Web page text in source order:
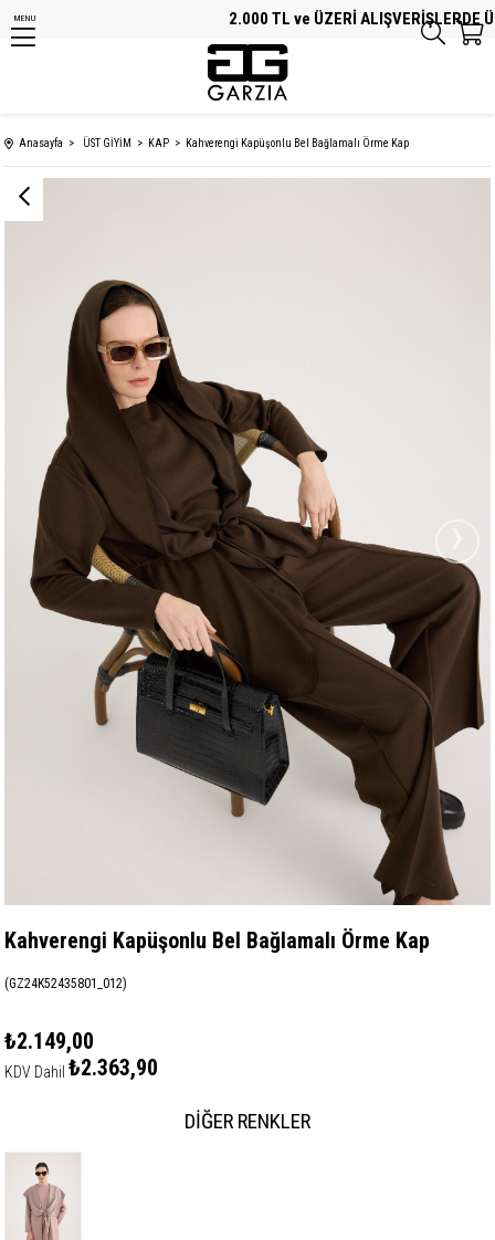
2.000 TL ve ÜZERİ ALIŞVERİŞLERDE
MENU
Anasayfa ÜST GİYİM KAP Kahverengi Kapüşonlu Bel Bağlamalı Örme Kap
Kahverengi Kapüşonlu Bel Bağlamalı Örme Kap
(GZ24K52435801_012)
₺2.149,00
KDV Dahil ₺2.363,90
DIĞER RENKLER